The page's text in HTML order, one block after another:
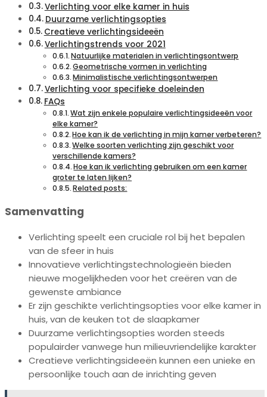
Verlichting voor elke kamer in huis
Duurzame verlichtingsopties
Creatieve verlichtingsideeën
Verlichtingstrends voor 2021
Natuurlijke materialen in verlichtingsontwerp
Geometrische vormen in verlichting
Minimalistische verlichtingsontwerpen
Verlichting voor specifieke doeleinden
FAQs
Wat zijn enkele populaire verlichtingsideeën voor
elke kamer?
Hoe kan ik de verlichting in mijn kamer verbeteren?
Welke soorten verlichting zijn geschikt voor
verschillende kamers?
Hoe kan ik verlichting gebruiken om een ​​kamer
groter te laten lijken?
Related posts:
Samenvatting
Verlichting speelt een cruciale rol bij het bepalen
van de sfeer in huis
Innovatieve verlichtingstechnologieën bieden
nieuwe mogelijkheden voor het creëren van de
gewenste ambiance
Er zijn geschikte verlichtingsopties voor elke kamer in
huis, van de keuken tot de slaapkamer
Duurzame verlichtingsopties worden steeds
populairder vanwege hun milieuvriendelijke karakter
Creatieve verlichtingsideeën kunnen een unieke en
persoonlijke touch aan de inrichting geven